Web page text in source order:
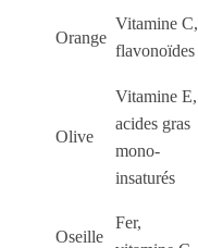
Orange
Vitamine C,
flavonoïdes
Olive
Vitamine E,
acides gras
mono-
insaturés
Oseille
Fer,